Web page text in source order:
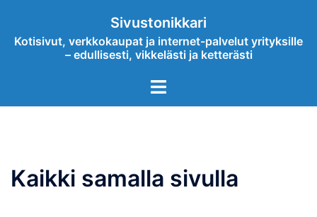
Sivustonikkari
Kotisivut, verkkokaupat ja internet-palvelut yrityksille
– edullisesti, vikkelästi ja ketterästi
Toggle
menu
Kaikki samalla sivulla